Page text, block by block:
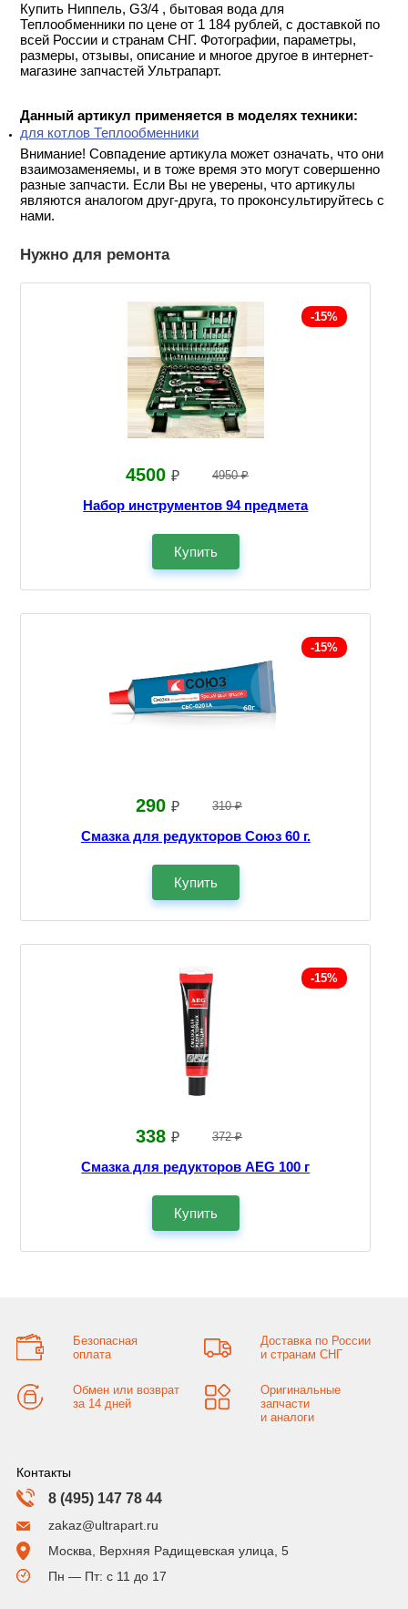
Купить Ниппель, G3/4 , бытовая вода для
Теплообменники по цене от 1 184 рублей, с доставкой по
всей России и странам СНГ. Фотографии, параметры,
размеры, отзывы, описание и многое другое в интернет-
магазине запчастей Ультрапарт.
Данный артикул применяется в моделях техники:
для котлов Теплообменники
Внимание! Совпадение артикула может означать, что они
взаимозаменяемы, и в тоже время это могут совершенно
разные запчасти. Если Вы не уверены, что артикулы
являются аналогом друг-друга, то проконсультируйтесь с
нами.
Нужно для ремонта
-15%
4500 ₽ 4950 ₽
Набор инструментов 94 предмета
Купить
-15%
290 ₽ 310 ₽
Смазка для редукторов Союз 60 г.
Купить
-15%
338 ₽ 372 ₽
Смазка для редукторов AEG 100 г
Купить
Безопасная
оплата
Доставка по России
и странам СНГ
Обмен или возврат
за 14 дней
Оригинальные
запчасти
и аналоги
Контакты
8 (495) 147 78 44
zakaz@ultrapart.ru
Москва, Верхняя Радищевская улица, 5
Пн — Пт: с 11 до 17